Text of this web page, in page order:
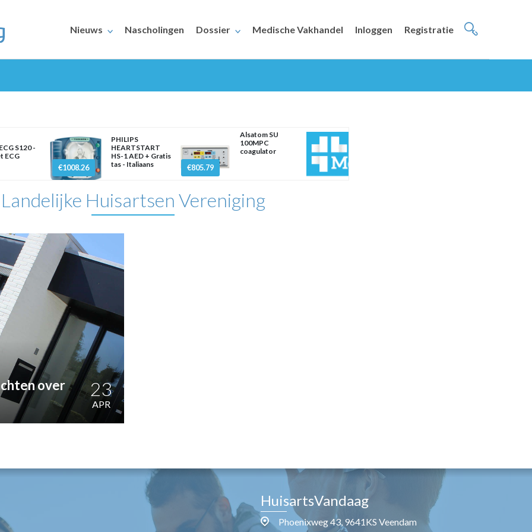
Nieuws Nascholingen Dossier Medische Vakhandel Inloggen Registratie
S120 -
ECG
€1008.26
PHILIPS
HEARTSTART
HS-1 AED + Gratis
tas - Italiaans
€805.79
Alsatom SU
100MPC
coagulator
Landelijke Huisartsen Vereniging
over
23
APR
HuisartsVandaag
Phoenixweg 43, 9641KS Veendam